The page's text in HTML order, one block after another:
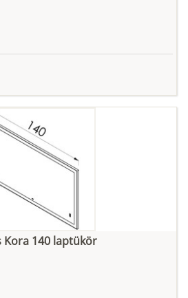
Kora 140 laptükör